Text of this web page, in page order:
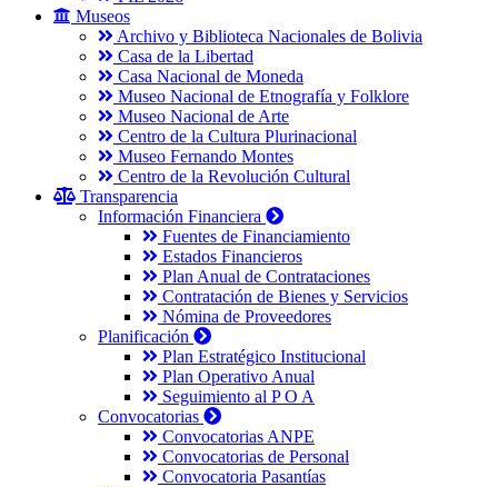
Museos
Archivo y Biblioteca Nacionales de Bolivia
Casa de la Libertad
Casa Nacional de Moneda
Museo Nacional de Etnografía y Folklore
Museo Nacional de Arte
Centro de la Cultura Plurinacional
Museo Fernando Montes
Centro de la Revolución Cultural
Transparencia
Información Financiera
Fuentes de Financiamiento
Estados Financieros
Plan Anual de Contrataciones
Contratación de Bienes y Servicios
Nómina de Proveedores
Planificación
Plan Estratégico Institucional
Plan Operativo Anual
Seguimiento al P O A
Convocatorias
Convocatorias ANPE
Convocatorias de Personal
Convocatoria Pasantías